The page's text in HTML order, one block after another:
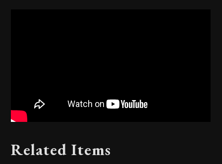
Related Items